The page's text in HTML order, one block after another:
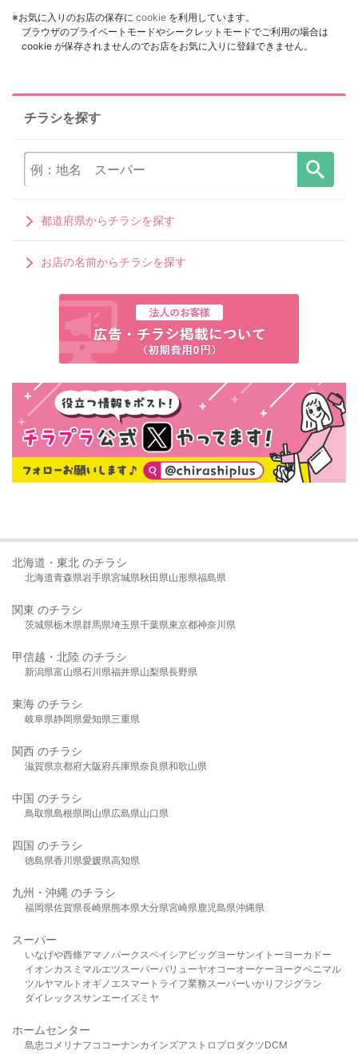
※お気に入りのお店の保存に cookie を利用しています。
ブラウザのプライベートモードやシークレットモードでご利用の場合は
cookie が保存されませんのでお店をお気に入りに登録できません。
チラシを探す
都道府県からチラシを探す
お店の名前からチラシを探す
北海道・東北 のチラシ
北海道青森県岩手県宮城県秋田県山形県福島県
関東 のチラシ
茨城県栃木県群馬県埼玉県千葉県東京都神奈川県
甲信越・北陸 のチラシ
新潟県富山県石川県福井県山梨県長野県
東海 のチラシ
岐阜県静岡県愛知県三重県
関西 のチラシ
滋賀県京都府大阪府兵庫県奈良県和歌山県
中国 のチラシ
鳥取県島根県岡山県広島県山口県
四国 のチラシ
徳島県香川県愛媛県高知県
九州・沖縄 のチラシ
福岡県佐賀県長崎県熊本県大分県宮崎県鹿児島県沖縄県
スーパー
いなげや西條アマノパークスベイシア ビッグヨーサンイトーヨーカドー
イオンカスミ マルエツスーパーバリューヤオコーオーケー ヨークベニマル
ツルヤマルト オギノ エスマート ライフ業務スーパーいかり フジグラン
ダイレックスサンエーイズミヤ
ホームセンター
島忠 コメリ ナフコ コーナンカインズアストロプロダクツDCM